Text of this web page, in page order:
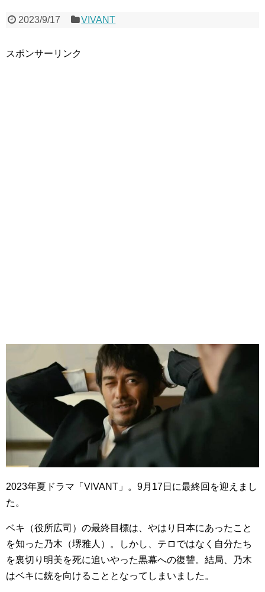
2023/9/17 VIVANT
スポンサーリンク
2023年夏ドラマ「VIVANT」。9月17日に最終回を迎えまし
た。
ベキ（役所広司）の最終目標は、やはり日本にあったこと
を知った乃木（堺雅人）。しかし、テロではなく自分たち
を裏切り明美を死に追いやった黒幕への復讐。結局、乃木
はベキに銃を向けることとなってしまいました。